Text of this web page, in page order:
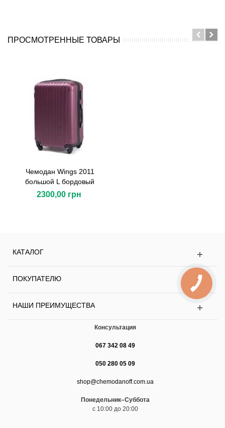
ПРОСМОТРЕННЫЕ ТОВАРЫ
Чемодан Wings 2011
большой L бордовый
2300,00 грн
КАТАЛОГ
ПОКУПАТЕЛЮ
НАШИ ПРЕИМУЩЕСТВА
Консультация
067 342 08 49
050 280 05 09
shop@chemodanoff.com.ua
Понедельник–Суббота
с 10:00 до 20:00